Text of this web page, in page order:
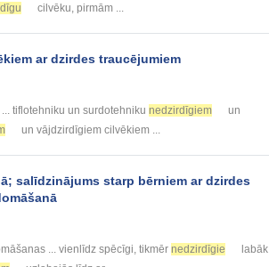
cilvēku, pirmām ...
ar dzirdes traucējumiem
tiflotehniku un surdotehniku nedzirdīgiem
un
un vājdzirdīgiem cilvēkiem ...
salīdzinājums starp bērniem ar dzirdes
... vienlīdz spēcīgi, tikmēr nedzirdīgie
labāk